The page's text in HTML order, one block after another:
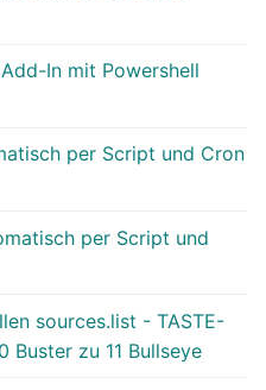
In mit Powershell
per Script und Cron
per Script und
sources.list - TASTE-
Buster zu 11 Bullseye